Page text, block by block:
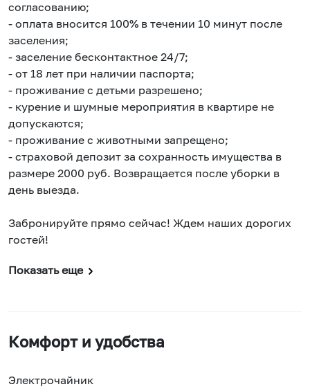
согласованию;
- оплата вносится 100% в течении 10 минут после
заселения;
- заселение бесконтактное 24/7;
- от 18 лет при наличии паспорта;
- проживание с детьми разрешено;
- курение и шумные мероприятия в квартире не
допускаются;
- проживание с животными запрещено;
- страховой депозит за сохранность имущества в
размере 2000 руб. Возвращается после уборки в
день выезда.
Забронируйте прямо сейчас! Ждем наших дорогих
гостей!
Показать еще
Комфорт и удобства
Электрочайник